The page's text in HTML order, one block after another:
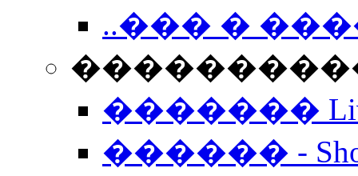
..��� �
����������
�������
������ -